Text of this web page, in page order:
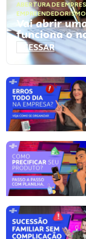
ABERTURA DE
EMPREENDEDORISMO
Vai abrir
funciona o
ACESSAR